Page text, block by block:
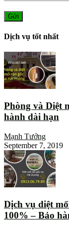
Dịch vụ tốt nhất
Phòng và Diệt
hành dài hạn
Mạnh Tưởng
September 7, 2019
Dịch vụ diệt
100% – Bảo